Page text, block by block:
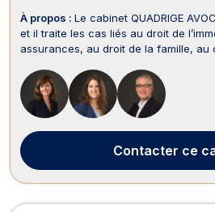
À propos : Le cabinet QUADRIGE
et il traite les cas liés au droit de
assurances, au droit de la famille, au
boursier, au droit pénal, au droit de
assurances, au droit de la cons...
Contacter ce